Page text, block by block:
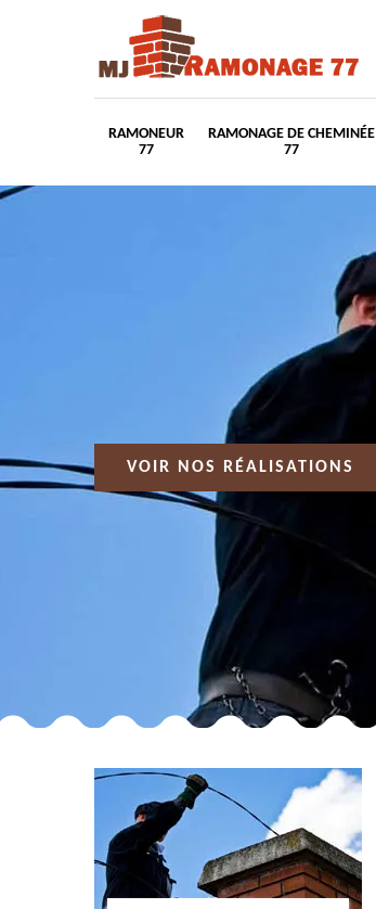
RAMONEUR
77
RAMONAGE DE CHEMINÉE
77
VOIR NOS RÉALISATIONS